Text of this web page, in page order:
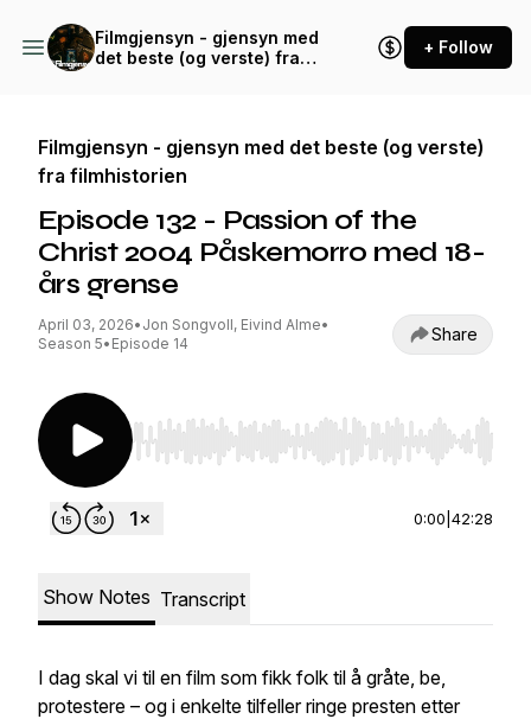
Filmgjensyn - gjensyn med
det beste (og verste) fra
+ Follow
Filmgjensyn - gjensyn med det beste (og verste)
fra filmhistorien
Episode 132 - Passion of the
Christ 2004 Påskemorro med 18-
års grense
April 03, 2026• Jon Songvoll, Eivind Alme•
Season 5• Episode 14 Share
Use Left/Right to seek, Home/End to jump to
0:00 42:28
Show Notes Transcript
I dag skal vi til en film som fikk folk til å gråte, be,
protestere – og i enkelte tilfeller ringe presten etter